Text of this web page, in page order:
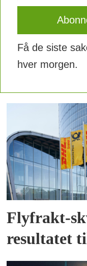
Få de siste
hver morgen.
Flyfrakt-
resultatet